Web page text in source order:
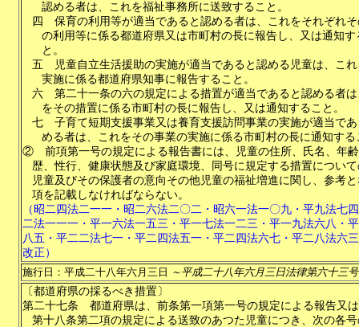
認める者は、これを福祉事務所に送致すること。
四
保育の利用等が適当であると認める者は、これをそれぞれ
の利用等に係る都道府県又は市町村の長に報告し、又は通知す
と。
五
児童自立生活援助の実施が適当であると認める児童は、こ
実施に係る都道府県知事に報告すること。
六
第二十一条の六の規定による措置が適当であると認める者
をその措置に係る市町村の長に報告し、又は通知すること。
七
子育て短期支援事業又は養育支援訪問事業の実施が適当で
める者は、これをその事業の実施に係る市町村の長に通知する
②
前項第一号の規定による報告書には、児童の住所、氏名、年
歴、性行、健康状態及び家庭環境、同号に規定する措置につい
児童及びその保護者の意向その他児童の福祉増進に関し、参考
項を記載しなければならない。
（昭二四法二一一・昭二六法二〇二・昭六一法一〇九・平九法七
二法一一一・平一六法一五三・平一七法一二三・平一九法六八・
八五・平二二法七一・平二四法五一・平二四法六七・平二八法六
改正）
施行日：平成二十八年六月三日 ～平成二十八年六月三日法律第六十三
〔都道府県の採るべき措置〕
第二十七条
都道府県は、前条第一項第一号の規定による報告又
第十八条第二項の規定による送致のあつた児童につき、次の各